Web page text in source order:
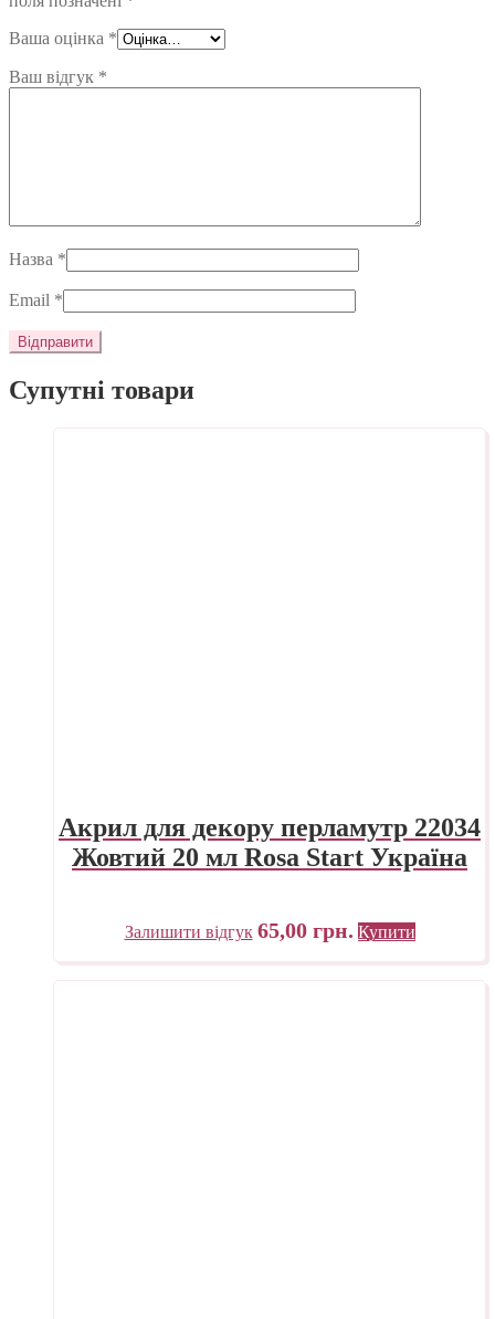
Ваша оцінка *
Ваш відгук *
Назва *
Email *
Супутні товари
Акрил для декору перламутр 22034
Жовтий 20 мл Rosa Start Україна
Залишити відгук 65,00 грн. Купити